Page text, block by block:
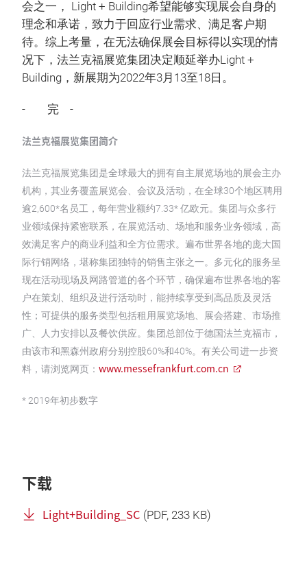
会之一， Light + Building希望能够实现展会自身的
理念和承诺，致力于回应行业需求、满足客户期
待。综上考量，在无法确保展会目标得以实现的情
况下，法兰克福展览集团决定顺延举办Light +
Building，新展期为2022年3月13至18日。
- 完 -
法兰克福展览集团简介
法兰克福展览集团是全球最大的拥有自主展览场地的展会主办
机构，其业务覆盖展览会、会议及活动，在全球30个地区聘用
逾2,600*名员工，每年营业额约7.33* 亿欧元。集团与众多行
业领域保持紧密联系，在展览活动、场地和服务业务领域，高
效满足客户的商业利益和全方位需求。遍布世界各地的庞大国
际行销网络，堪称集团独特的销售主张之一。多元化的服务呈
现在活动现场及网路管道的各个环节，确保遍布世界各地的客
户在策划、组织及进行活动时，能持续享受到高品质及灵活
性；可提供的服务类型包括租用展览场地、展会搭建、市场推
广、人力安排以及餐饮供应。集团总部位于德国法兰克福市，
由该市和黑森州政府分别控股60%和40%。有关公司进一步资
料，请浏览网页： www.messefrankfurt.com.cn
* 2019年初步数字
下载
Light+Building_SC (PDF, 233 KB)